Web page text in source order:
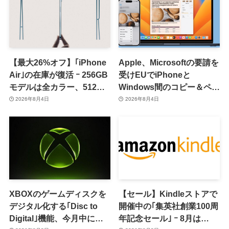
【最大26%オフ】｢iPhone
Air｣の在庫が復活 ｰ 256GB
モデルは全カラー、512GB
モデルはホワイト以外が在
2026年8月4日
Apple、Microsoftの要請を
受けEUでiPhoneと
Windows間のコピー＆ペー
スト機能を提供へ
2026年8月4日
XBOXのゲームディスクを
デジタル化する｢Disc to
Digital｣機能、今月中に提
【セール】Kindleストアで
開催中の｢集英社創業100周
年記念セール｣ ｰ 8月は